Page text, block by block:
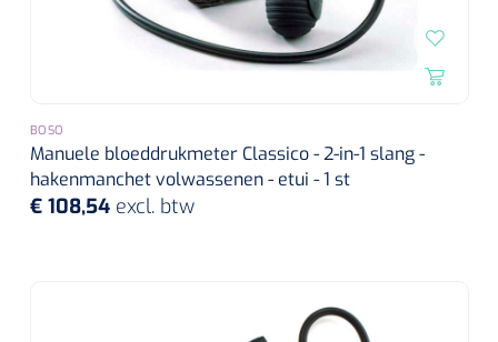
BOSO
Manuele bloeddrukmeter Classico - 2-in-1 slang -
hakenmanchet volwassenen - etui - 1 st
€ 108,54 excl. btw